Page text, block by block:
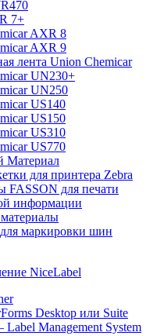
7+
AXR 8
AXR 9
лента Union Chemicar
UN230+
UN250
US140
US150
US310
US770
Материал
для принтера Zebra
FASSON для печати
информации
маркировки шин
NiceLabel
Desktop или Suite
Management System